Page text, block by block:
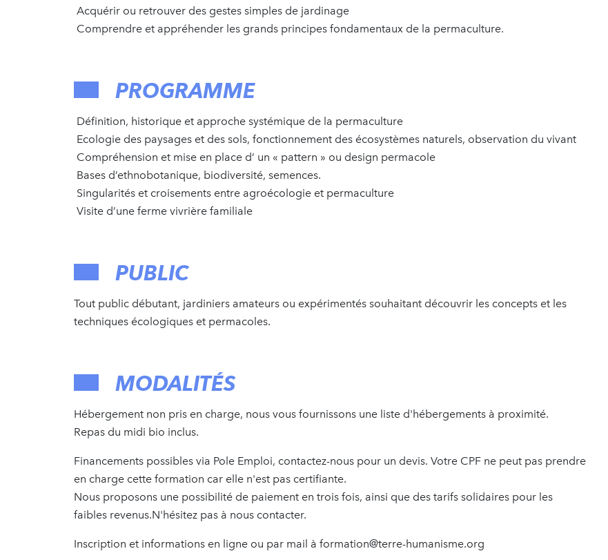
Acquérir ou retrouver des gestes simples de jardinage
Comprendre et appréhender les grands principes fondamentaux de la permaculture.
PROGRAMME
Définition, historique et approche systémique de la permaculture
Ecologie des paysages et des sols, fonctionnement des écosystèmes naturels, observation du vivant
Compréhension et mise en place d’ un « pattern » ou design permacole
Bases d’ethnobotanique, biodiversité, semences.
Singularités et croisements entre agroécologie et permaculture
Visite d’une ferme vivrière familiale
PUBLIC
Tout public débutant, jardiniers amateurs ou expérimentés souhaitant découvrir les concepts et les
techniques écologiques et permacoles.
MODALITÉS
Hébergement non pris en charge, nous vous fournissons une liste d'hébergements à proximité.
Repas du midi bio inclus.
Financements possibles via Pole Emploi, contactez-nous pour un devis. Votre CPF ne peut pas prendre
en charge cette formation car elle n'est pas certifiante.
Nous proposons une possibilité de paiement en trois fois, ainsi que des tarifs solidaires pour les
faibles revenus.N'hésitez pas à nous contacter.
Inscription et informations en ligne ou par mail à formation@terre-humanisme.org